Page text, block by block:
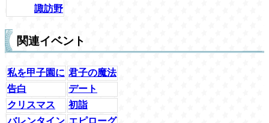
諏訪野
関連イベント
私を甲子園に 君子の魔法
告白
デート
クリスマス
初詣
バレンタイン エピローグ